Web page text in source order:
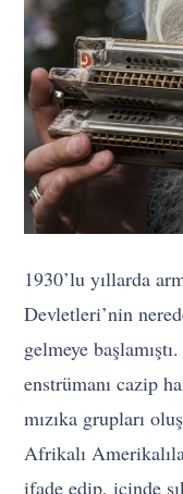
1930’lu yıllarda
Devletleri’nin
gelmeye
enstrümanı cazip
mızıka grupları
Afrikalı
ifade edip, içinde